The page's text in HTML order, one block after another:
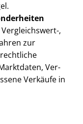
,
zur
Ver­
Verkäufe in